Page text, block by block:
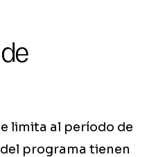
limita al período de
programa tienen